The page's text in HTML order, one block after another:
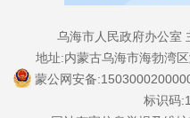
乌海市人民政府办公室
地址:内蒙古乌海市海勃湾
蒙公网安备
标识码